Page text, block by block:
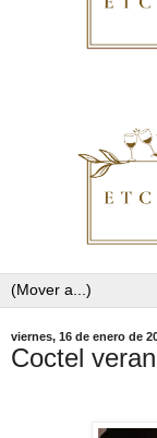
viernes, 16 de enero de
Coctel